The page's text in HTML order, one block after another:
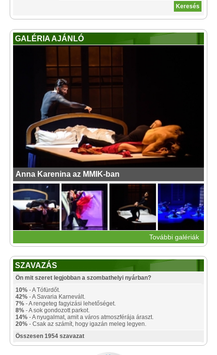
GALÉRIA AJÁNLÓ
Anna Karenina az MMIK-ban
További galériák
SZAVAZÁS
Ön mit szeret legjobban a szombathelyi nyárban?
10% - A Tófürdőt.
42% - A Savaria Karnevált.
7% - A rengeteg fagyizási lehetőséget.
8% - A sok gondozott parkot.
14% - A nyugalmat, amit a város atmoszférája áraszt.
20% - Csak az számít, hogy igazán meleg legyen.
Összesen 1954 szavazat